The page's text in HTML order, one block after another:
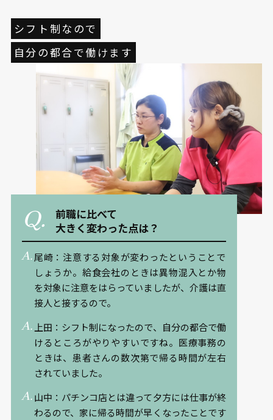
シフト制なので
自分の都合で働けます
前職に比べて
大きく変わった点は？
尾崎：注意する対象が変わったということで
しょうか。給食会社のときは異物混入とか物
を対象に注意をはらっていましたが、介護は直
接人と接するので。
上田：シフト制になったので、自分の都合で働
けるところがやりやすいですね。医療事務の
ときは、患者さんの数次第で帰る時間が左右
されていました。
山中：パチンコ店とは違って夕方には仕事が終
わるので、家に帰る時間が早くなったことです